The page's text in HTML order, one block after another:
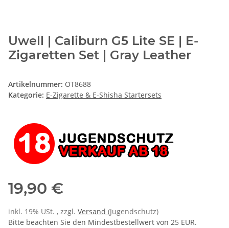
Uwell | Caliburn G5 Lite SE | E-
Zigaretten Set | Gray Leather
Artikelnummer: OT8688
Kategorie: E-Zigarette & E-Shisha Startersets
19,90 €
inkl. 19% USt. , zzgl. Versand (Jugendschutz)
Bitte beachten Sie den Mindestbestellwert von 25 EUR.